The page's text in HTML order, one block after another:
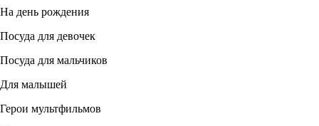
На день рождения
Посуда для девочек
Посуда для мальчиков
Для малышей
Герои мультфильмов